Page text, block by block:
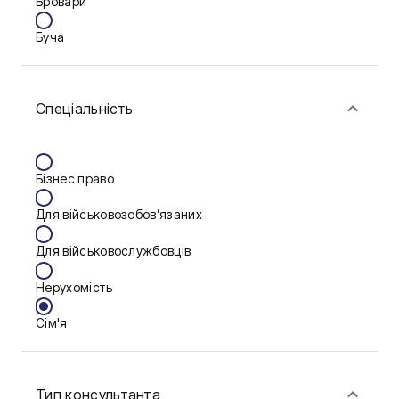
Буча
Васильків
Запоріжжя
Калуш
Кам'янське
Краматорськ
Кременчук
Спеціальність
Бізнес право
Для військовозобов’язаних
Для військовослужбовців
Нерухомість
Сім'я
Тип консультанта